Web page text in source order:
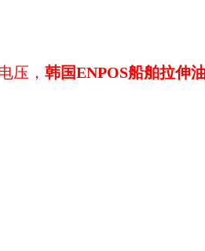
压， 韩国ENPOS船舶拉伸